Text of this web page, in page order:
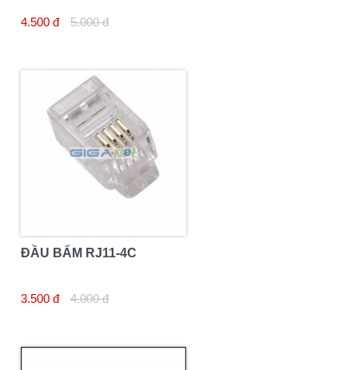
4.500 đ 5.000 đ
ĐẦU BẤM RJ11-4C
3.500 đ 4.000 đ